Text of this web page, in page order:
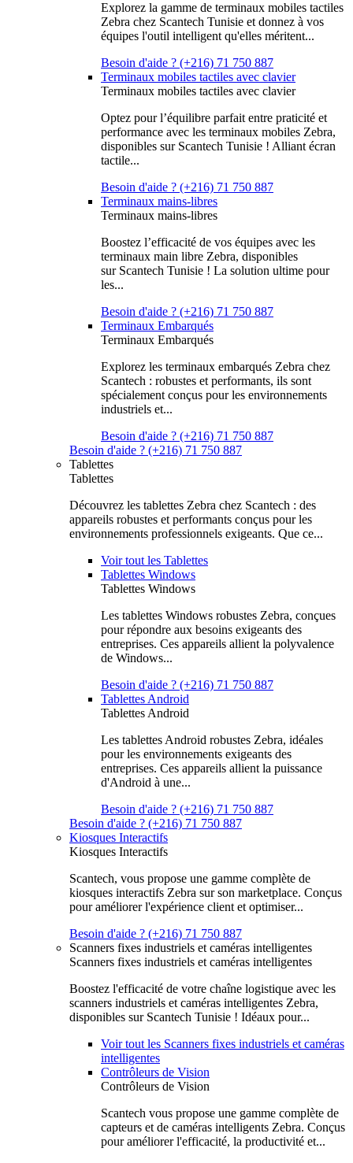
Explorez la gamme de terminaux mobiles tactiles
Zebra chez Scantech Tunisie et donnez à vos
équipes l'outil intelligent qu'elles méritent...
Besoin d'aide ? (+216) 71 750 887
Terminaux mobiles tactiles avec clavier
Terminaux mobiles tactiles avec clavier
Optez pour l’équilibre parfait entre praticité et
performance avec les terminaux mobiles Zebra,
disponibles sur Scantech Tunisie ! Alliant écran
tactile...
Besoin d'aide ? (+216) 71 750 887
Terminaux mains-libres
Terminaux mains-libres
Boostez l’efficacité de vos équipes avec les
terminaux main libre Zebra, disponibles
sur Scantech Tunisie ! La solution ultime pour
les...
Besoin d'aide ? (+216) 71 750 887
Terminaux Embarqués
Terminaux Embarqués
Explorez les terminaux embarqués Zebra chez
Scantech : robustes et performants, ils sont
spécialement conçus pour les environnements
industriels et...
Besoin d'aide ? (+216) 71 750 887
Besoin d'aide ? (+216) 71 750 887
Tablettes
Tablettes
Découvrez les tablettes Zebra chez Scantech : des
appareils robustes et performants conçus pour les
environnements professionnels exigeants. Que ce...
Voir tout les Tablettes
Tablettes Windows
Tablettes Windows
Les tablettes Windows robustes Zebra, conçues
pour répondre aux besoins exigeants des
entreprises. Ces appareils allient la polyvalence
de Windows...
Besoin d'aide ? (+216) 71 750 887
Tablettes Android
Tablettes Android
Les tablettes Android robustes Zebra, idéales
pour les environnements exigeants des
entreprises. Ces appareils allient la puissance
d'Android à une...
Besoin d'aide ? (+216) 71 750 887
Besoin d'aide ? (+216) 71 750 887
Kiosques Interactifs
Kiosques Interactifs
Scantech, vous propose une gamme complète de
kiosques interactifs Zebra sur son marketplace. Conçus
pour améliorer l'expérience client et optimiser...
Besoin d'aide ? (+216) 71 750 887
Scanners fixes industriels et caméras intelligentes
Scanners fixes industriels et caméras intelligentes
Boostez l'efficacité de votre chaîne logistique avec les
scanners industriels et caméras intelligentes Zebra,
disponibles sur Scantech Tunisie ! Idéaux pour...
Voir tout les Scanners fixes industriels et caméras
intelligentes
Contrôleurs de Vision
Contrôleurs de Vision
Scantech vous propose une gamme complète de
capteurs et de caméras intelligents Zebra. Conçus
pour améliorer l'efficacité, la productivité et...